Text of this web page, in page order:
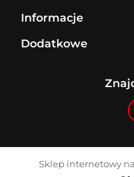
Informacje
Dodatkowe
Sklep internetowy